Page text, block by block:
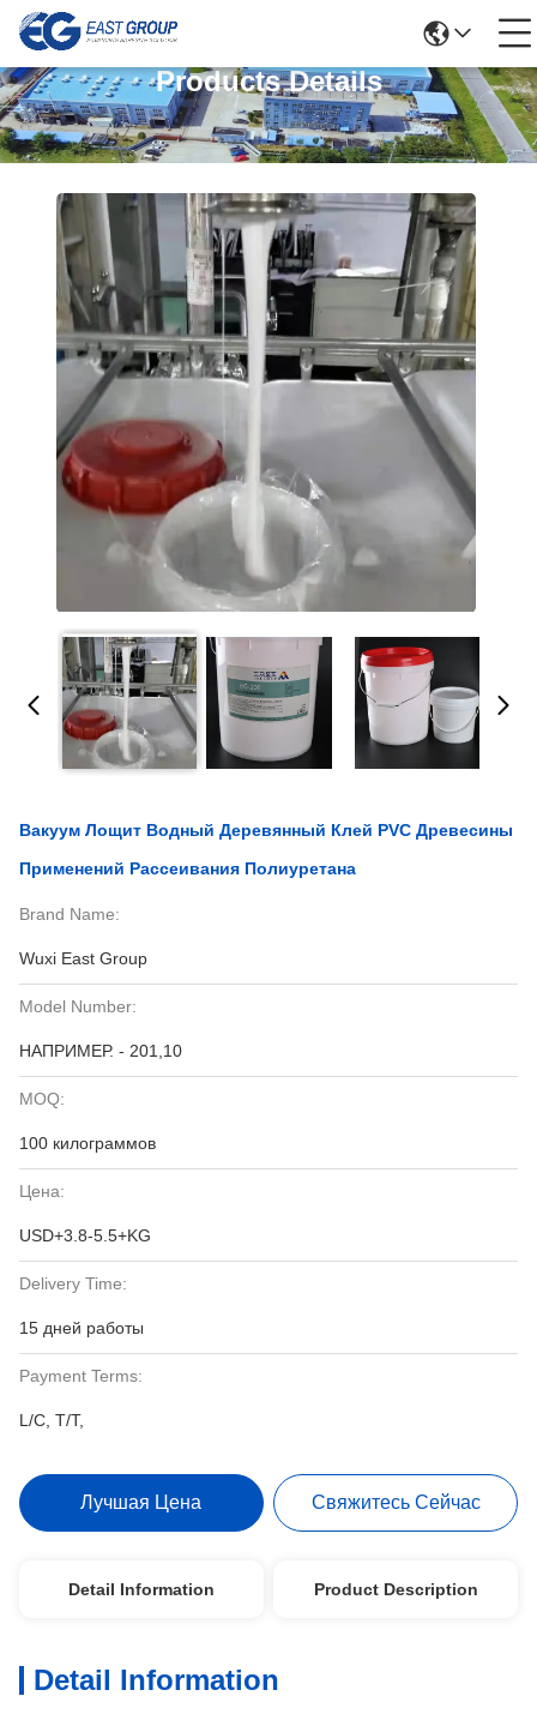
Products Details
Вакуум Лощит Водный Деревянный Клей PVC Древесины
Применений Рассеивания Полиуретана
Brand Name:
Wuxi East Group
Model Number:
НАПРИМЕР. - 201,10
MOQ:
100 килограммов
Цена:
USD+3.8-5.5+KG
Delivery Time:
15 дней работы
Payment Terms:
L/C, T/T,
Лучшая Цена Свяжитесь Сейчас
Detail Information Product Description
Detail Information